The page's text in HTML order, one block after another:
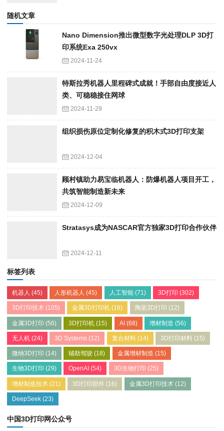
随机文章
Nano Dimension推出微型数字光处理DLP 3D打
印系统Exa 250vx
2024-11-24
特斯拉秀机器人里程碑式成就！手部自由度接近人
类、可稳稳接住网球
2024-11-29
组织损伤原位定制化修复的积木式3D打印支架
2024-12-04
顾村镇助力易宝临机器人：防爆机器人项目开工，
共筑智能制造新未来
2024-12-09
Stratasys成为NASCAR官方独家3D打印合作伙伴
2024-12-11
标签列表
机器人 (45) 人形机器人 (45) 人工智能(71) 3D打印 (302)
3D打印技术 (105) 金属3D打印机 (16) 陶瓷3D打印 (12)
金属3D打印 (56) 3D打印机 (15) AI(68) 增材制造 (56)
无人机 (24) 3D Systems (12) 复合材料(14) 3D打印材料 (15)
微纳3D打印 (14) 辅助驾驶 (18) 金属增材制造 (15)
生物3D打印 (29) OpenAI (54) 3D生物打印 (25)
增材制造技术 (21) 3D打印部件 (16) 金属3D打印技术(12)
DeepSeek (23)
中国3D打印网公众号